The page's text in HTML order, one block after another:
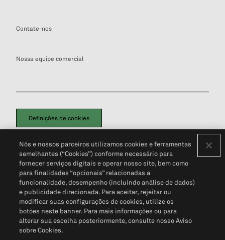
Contate-nos
Nossa equipe comercial
Definições de cookies
Política de PrivacidadePortal de privacidade do cliente (em inglês)
Não Venda Minhas Informações Pessoais© 2026 S&P Global
Nós e nossos parceiros utilizamos cookies e ferramentas
semelhantes (“Cookies”) conforme necessário para
fornecer serviços digitais e operar nosso site, bem como
para finalidades “opcionais” relacionadas a
funcionalidade, desempenho (incluindo análise de dados)
e publicidade direcionada. Para aceitar, rejeitar ou
modificar suas configurações de cookies, utilize os
botões neste banner. Para mais informações ou para
alterar sua escolha posteriormente, consulte nosso Aviso
sobre Cookies.